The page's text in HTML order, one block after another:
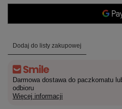
Dodaj do listy zakupowej
Darmowa dostawa do paczkomatu
odbioru
Więcej informacji